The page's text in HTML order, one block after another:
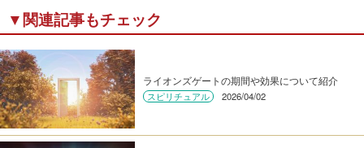
▼関連記事もチェック
ライオンズゲートの期間や効果について紹介
スピリチュアル 2026/04/02